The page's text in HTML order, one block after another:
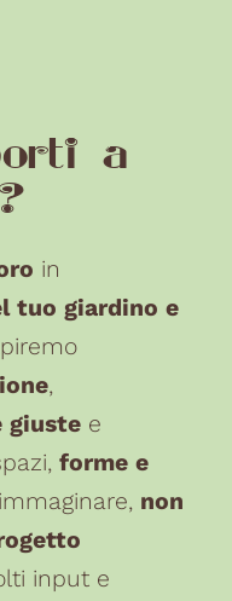
a
in
tuo giardino e
,
giuste e
forme e
non
input e